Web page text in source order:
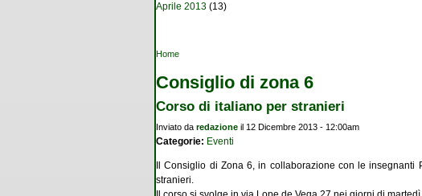
Aprile 2013 (13)
Tu sei qui
Home
Consiglio di zona 6
Corso di italiano per stranieri
Inviato da redazione il 12 Dicembre 2013 - 12:00am
Categorie: Eventi
Il Consiglio di Zona 6, in collaborazione con le
stranieri.